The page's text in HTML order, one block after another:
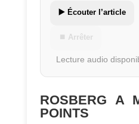
▶️ Écouter l’article
⏹ Arrêter
Lecture audio
ROSBERG A
POINTS